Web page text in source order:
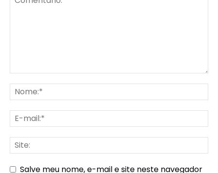
Salve meu nome, e-mail e site neste navegador